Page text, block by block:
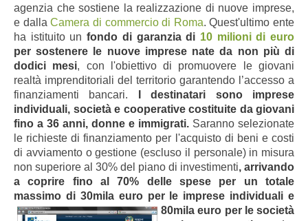
agenzia che sostiene la realizzazione di nuove imprese,
e dallaCamera di commercio di Roma. Quest'ultimo ente
ha istituito unfondo di garanzia di 10 milioni di euro
per sostenere le nuove imprese nate da non più di
dodici mesi, con l'obiettivo di promuovere le giovani
realtà imprenditoriali del territorio garantendo l’accesso a
finanziamenti bancari.
I destinatari sono imprese
individuali, società e cooperative costituite da giovani
fino a 36 anni, donne e immigrati. Saranno selezionate
le richieste di finanziamento per l'acquisto di beni e costi
di avviamento o gestione (escluso il personale) in misura
non superiore al 30% del piano di investimenti, arrivando
a coprire fino al 70% delle spese per un totale
massimo di 30mila euro per le imprese individuali e
80mil a euro per le società